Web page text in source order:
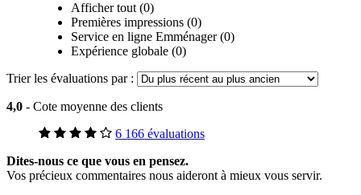
Afficher tout (0)
Premières impressions (0)
Service en ligne Emménager (0)
Expérience globale (0)
Trier les évaluations par :
4,0 - Cote moyenne des clients
6 166 évaluations
Dites-nous ce que vous en pensez.
Vos précieux commentaires nous aideront à mieux vous servir.